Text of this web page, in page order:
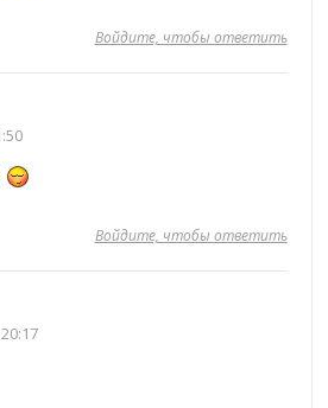
Войдите, чтобы ответить
Войдите, чтобы ответить